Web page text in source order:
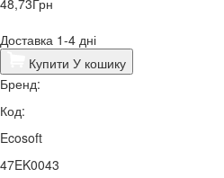
Доставка 1-4 дні
Купити У кошику
Бренд:
Код:
Ecosoft
47EK0043